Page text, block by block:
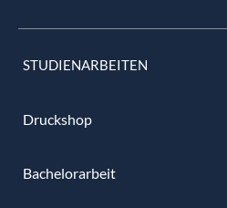
STUDIENARBEITEN
Druckshop
Bachelorarbeit